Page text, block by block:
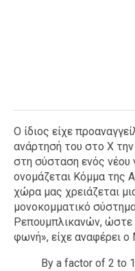
Ο ίδιος είχε
ανάρτησή του στο Χ
στη σύσταση ενός νέου
ονομάζεται Κόμμα της
χώρα μας χρειάζεται
μονοκομματικό
Ρεπουμπλικανών, ώστε
φωνή», είχε αναφέρει
By a factor of 2 to